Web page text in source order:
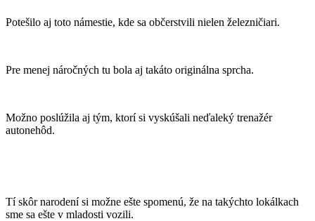
Potešilo aj toto námestie, kde sa občerstvili nielen železničiari.
Pre menej náročných tu bola aj takáto originálna sprcha.
Možno poslúžila aj tým, ktorí si vyskúšali neďaleký trenažér
autonehôd.
Tí skôr narodení si možne ešte spomenú, že na takýchto lokálkach
sme sa ešte v mladosti vozili.